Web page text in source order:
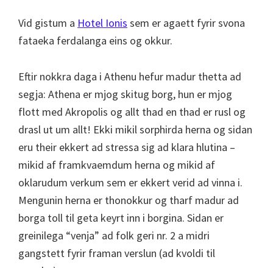
Vid gistum a Hotel Ionis sem er agaett fyrir svona
fataeka ferdalanga eins og okkur.
Eftir nokkra daga i Athenu hefur madur thetta ad
segja: Athena er mjog skitug borg, hun er mjog
flott med Akropolis og allt thad en thad er rusl og
drasl ut um allt! Ekki mikil sorphirda herna og sidan
eru their ekkert ad stressa sig ad klara hlutina –
mikid af framkvaemdum herna og mikid af
oklarudum verkum sem er ekkert verid ad vinna i.
Mengunin herna er thonokkur og tharf madur ad
borga toll til geta keyrt inn i borgina. Sidan er
greinilega “venja” ad folk geri nr. 2 a midri
gangstett fyrir framan verslun (ad kvoldi til